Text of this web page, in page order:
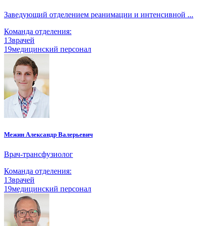
Заведующий отделением реанимации и интенсивной ...
Команда отделения:
13врачей
19медицинский персонал
Межин Александр Валерьевич
Врач-трансфузиолог
Команда отделения:
13врачей
19медицинский персонал